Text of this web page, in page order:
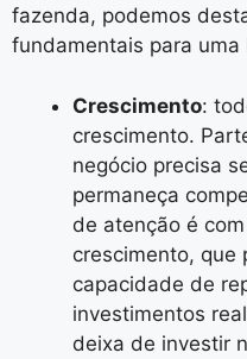
fazenda, podemos
fundamentais para
Crescimento:
crescimento.
negócio precisa
permaneça
de atenção é
crescimento, que
capacidade de
investimentos
deixa de investir